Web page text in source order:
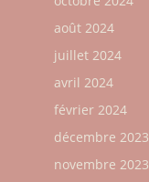
août 2024
juillet 2024
avril 2024
février 2024
décembre 2023
novembre 2023